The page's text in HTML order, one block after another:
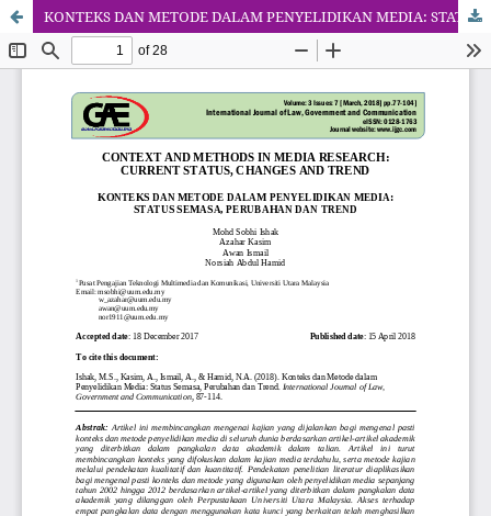
KONTEKS DAN METODE DALAM PENYELIDIKAN MEDIA: STATUS SEMASA, PERUBAHAN DAN TREND